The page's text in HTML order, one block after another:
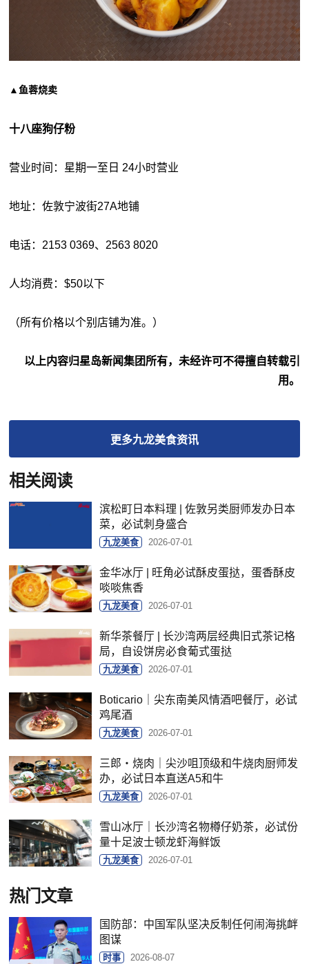
▲鱼蓉烧卖
十八座狗仔粉
营业时间：星期一至日 24小时营业
地址：佐敦宁波街27A地铺
电话：2153 0369、2563 8020
人均消费：$50以下
（所有价格以个别店铺为准。）
以上内容归星岛新闻集团所有，未经许可不得擅自转载引
用。
更多九龙美食资讯
相关阅读
滨松町日本料理 | 佐敦另类厨师发办日本
菜，必试刺身盛合
九龙美食 2026-07-01
金华冰厅 | 旺角必试酥皮蛋挞，蛋香酥皮
啖啖焦香
九龙美食 2026-07-01
新华茶餐厅 | 长沙湾两层经典旧式茶记格
局，自设饼房必食葡式蛋挞
九龙美食 2026-07-01
Boticario｜尖东南美风情酒吧餐厅，必试
鸡尾酒
九龙美食 2026-07-01
三郎‧烧肉｜尖沙咀顶级和牛烧肉厨师发
办，必试日本直送A5和牛
九龙美食 2026-07-01
雪山冰厅｜长沙湾名物樽仔奶茶，必试份
量十足波士顿龙虾海鲜饭
九龙美食 2026-07-01
热门文章
国防部：中国军队坚决反制任何闹海挑衅
图谋
时事 2026-08-07